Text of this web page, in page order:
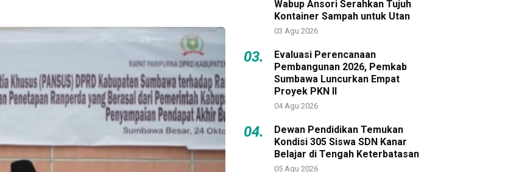
Wabup Ansori Serahkan Tujuh
Kontainer Sampah untuk Utan
03 Agu 2026
03.
Evaluasi Perencanaan
Pembangunan 2026, Pemkab
Sumbawa Luncurkan Empat
Proyek PKN II
04 Agu 2026
04.
Dewan Pendidikan Temukan
Kondisi 305 Siswa SDN Kanar
Belajar di Tengah Keterbatasan
05 Agu 2026